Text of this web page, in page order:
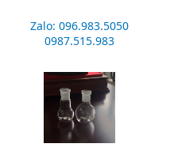
Zalo: 096.983.5050
0987.515.983